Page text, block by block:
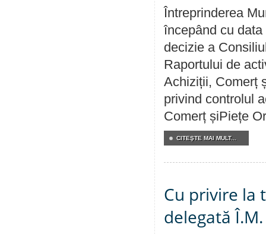
Întreprinderea
începând cu
decizie a
Raportului de
Achiziții, Comerț
privind controlul
Comerț șiPiețe
CITEŞTE MAI MULT...
Cu privire la
delegată